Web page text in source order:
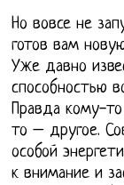
Но вовсе не
готов вам
Уже давно
способностью
Правда кому-
то – другое.
особой
к внимание и